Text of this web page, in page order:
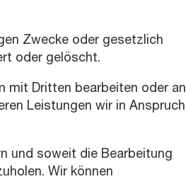
Zwecke oder gesetzlich
oder gelöscht.
mit Dritten bearbeiten oder an
Leistungen wir in Anspruch
und soweit die Bearbeitung
Wir können